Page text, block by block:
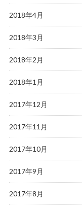
2018年4月
2018年3月
2018年2月
2018年1月
2017年12月
2017年11月
2017年10月
2017年9月
2017年8月